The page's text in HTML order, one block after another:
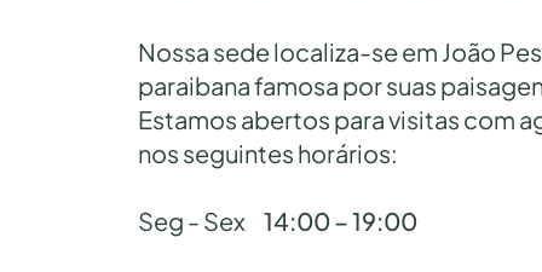
Nossa sede localiza-se em João
paraibana famosa por suas
Estamos abertos para visitas com
nos seguintes horários:
Seg - Sex 14:00 – 19:00